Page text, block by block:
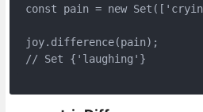
const pain = new
joy.difference(pain);
// Set {'laughing'}